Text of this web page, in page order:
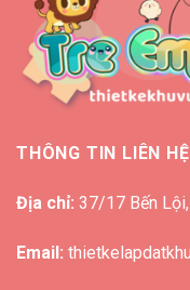
THÔNG TIN LIÊN HỆ
Địa chỉ: 37/17 Bến Lội,
Email: